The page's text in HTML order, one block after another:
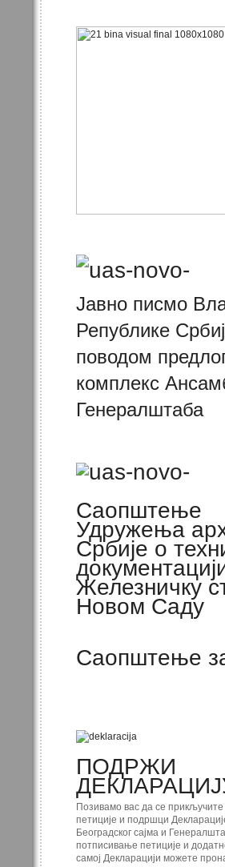
Јавно писмо
Републике
поводом
комплекс
Генералштаба
Саопштење
Удружења
Србије о
Железничку
Новом Саду
Саопштење
ПОДРЖИ
Позивамо вас да се
петиције и подршци
Београдског сајма и
потписивање петиције и
самој Декларацији можете